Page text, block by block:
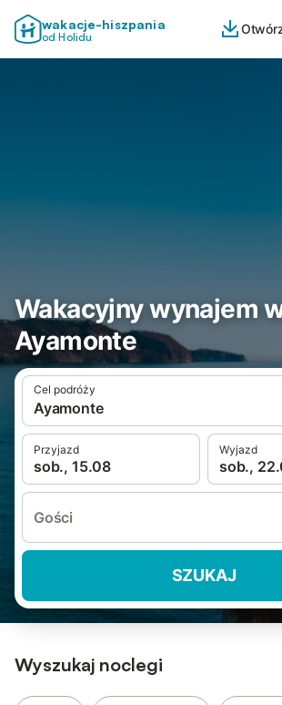
wakacje-hiszpania
od Holidu
Wakacyjny wynajem
Ayamonte
Cel podróży
Ayamonte
Przyjazd
sob., 15.08
Wyjazd
sob.,
Gości
SZUKAJ
Wyszukaj noclegi